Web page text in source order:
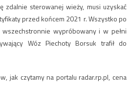
zdalnie sterowanej wieży, musi uzyskać
przed końcem 2021 r. Wszystko po
wypróbowany i w pełni
Wóz Piechoty Borsuk trafił do
jak czytamy na portalu radar.rp.pl, cena